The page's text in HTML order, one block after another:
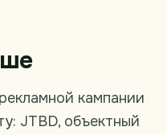
кампании
JTBD, объектный